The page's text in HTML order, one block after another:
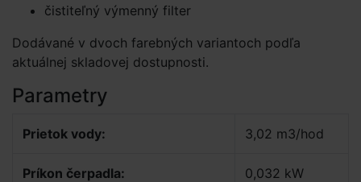
čistiteľný výmenný filter
Dodávané v dvoch farebných variantoch podľa
aktuálnej skladovej dostupnosti.
Parametry
Prietok vody: 3,02 m3/hod
Príkon čerpadla: 0,032 kW